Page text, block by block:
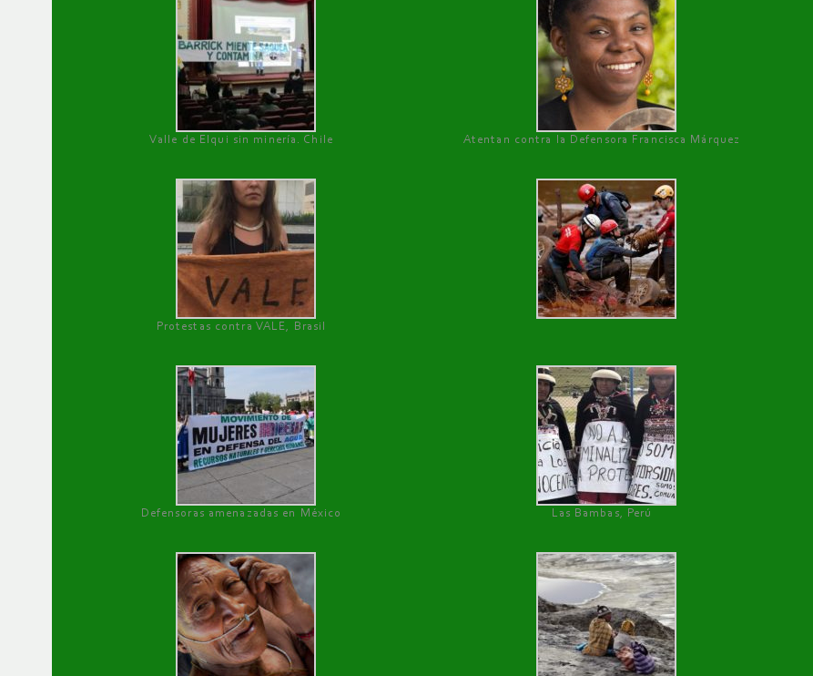
Valle de Elqui sin minería. Chile Atentan contra la Defensora Francisca Márquez
Protestas contra VALE, Brasil
Defensoras amenazadas en México Las Bambas, Perú